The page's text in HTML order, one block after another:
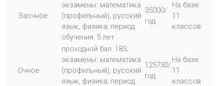
Заочное
экзамены: математика
(профильный), русский
язык, физика; период
обучения: 5 лет
35000/
год
На базе
11
классов
Очное
проходной бал: 183;
экзамены: математика
(профильный), русский
язык, физика; период
125730/
год
На базе
11
классов